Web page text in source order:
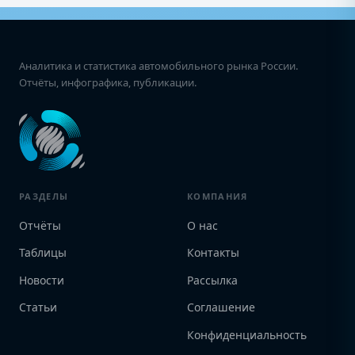
Аналитика и статистика автомобильного рынка России.
Отчёты, инфографика, публикации.
РАЗДЕЛЫ
Отчёты
Таблицы
Новости
Статьи
КОМПАНИЯ
О нас
Контакты
Рассылка
Соглашение
Конфиденциальность